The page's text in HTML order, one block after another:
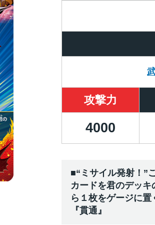
攻撃力
4000
■“ミサイル発射！”
カードを君のデッ
ら１枚をゲージに置
『貫通』